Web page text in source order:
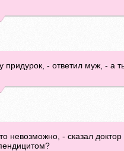
придурок, - ответил муж, - а
невозможно, - сказал